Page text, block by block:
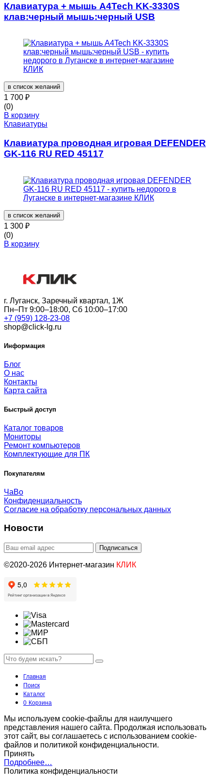
Клавиатура + мышь A4Tech KK-3330S
клав:черный мышь:черный USB
в список желаний
1 700 ₽
(0)
В корзину
Клавиатуры
Клавиатура проводная игровая DEFENDER
GK-116 RU RED 45117
в список желаний
1 300 ₽
(0)
В корзину
г. Луганск, Заречный квартал, 1Ж
Пн–Пт 9:00–18:00, Сб 10:00–17:00
+7 (959) 128-23-08
shop@click-lg.ru
Информация
Блог
О нас
Контакты
Карта сайта
Быстрый доступ
Каталог товаров
Мониторы
Ремонт компьютеров
Комплектующие для ПК
Покупателям
ЧаВо
Конфиденциальность
Согласие на обработку персональных данных
Новости
©2020-2026 Интернет-магазин КЛИК
Главная
Поиск
Каталог
0 Корзина
Мы используем cookie-файлы для наилучшего
представления нашего сайта. Продолжая использовать
этот сайт, вы соглашаетесь с использованием cookie-
файлов и политикой конфиденциальности.
Принять
Подробнее…
Политика конфиденциальности